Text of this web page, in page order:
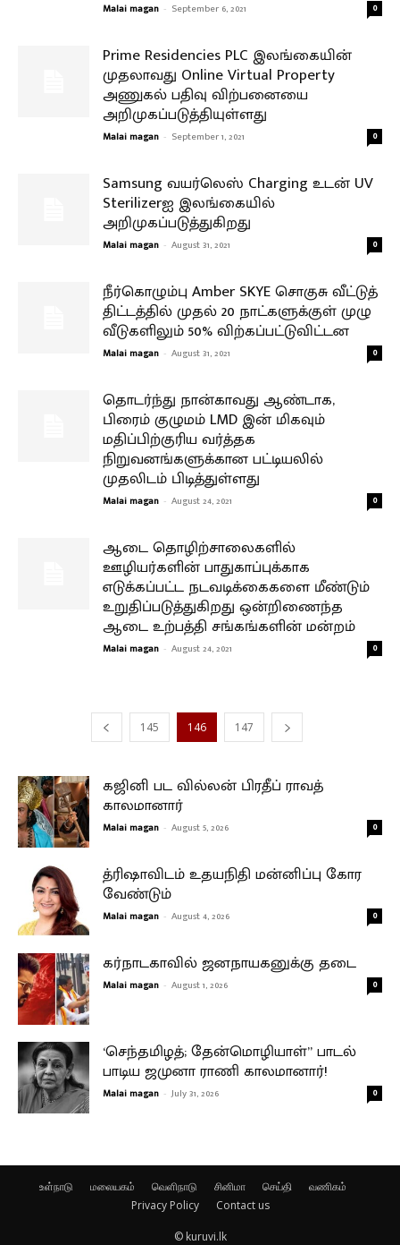
Malai magan - September 6, 2021 0
Prime Residencies PLC இலங்கையின்
முதலாவது Online Virtual Property
அணுகல் பதிவு விற்பனையை
அறிமுகப்படுத்தியுள்ளது
Malai magan - September 1, 2021 0
Samsung வயர்லெஸ் Charging உடன் UV
Sterilizerஐ இலங்கையில்
அறிமுகப்படுத்துகிறது
Malai magan - August 31, 2021 0
நீர்கொழும்பு Amber SKYE சொகுசு வீட்டுத்
திட்டத்தில் முதல் 20 நாட்களுக்குள் முழு
வீடுகளிலும் 50% விற்கப்பட்டுவிட்டன
Malai magan - August 31, 2021 0
தொடர்ந்து நான்காவது ஆண்டாக,
பிரைம் குழுமம் LMD இன் மிகவும்
மதிப்பிற்குரிய வர்த்தக
நிறுவனங்களுக்கான பட்டியலில்
முதலிடம் பிடித்துள்ளது
Malai magan - August 24, 2021 0
ஆடை தொழிற்சாலைகளில்
ஊழியர்களின் பாதுகாப்புக்காக
எடுக்கப்பட்ட நடவடிக்கைகளை மீண்டும்
உறுதிப்படுத்துகிறது ஒன்றிணைந்த
ஆடை உற்பத்தி சங்கங்களின் மன்றம்
Malai magan - August 24, 2021 0
145 146 147
கஜினி பட வில்லன் பிரதீப் ராவத்
காலமானார்
Malai magan - August 5, 2026 0
த்ரிஷாவிடம் உதயநிதி மன்னிப்பு கோர
வேண்டும்
Malai magan - August 4, 2026 0
கர்நாடகாவில் ஜனநாயகனுக்கு தடை
Malai magan - August 1, 2026 0
‘செந்தமிழத்; தேன்மொழியாள்” பாடல்
பாடிய ஜமுனா ராணி காலமானார்!
Malai magan - July 31, 2026 0
உள்நாடு மலையகம் வெளிநாடு சினிமா செய்தி
வணிகம்
Privacy Policy
Contact us
© kuruvi.lk